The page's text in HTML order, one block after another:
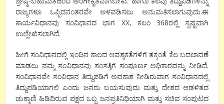
ರಾಜ್ಯಗಳೂ ಒಪ್ಪಿದನಂತರವೇ ಅಳವಡಿಸಲು ಅನುಮತಿಸಲಾಗುವುದು.ಈ
ಕಾರ್ಯವಿಧಾನವು ಸಂವಿಧಾನದ ಭಾಗ XX, ಕಲಂ 368ರಲ್ಲಿ ಸ್ಪಷ್ಟವಾಗಿ
ಉಲ್ಲೇಖಿಸಲಾಗಿದೆ.
ಹೀಗೆ ಸಂವಿಧಾನದಲ್ಲಿ ಇಂದಿನ ಕಾಲದ ಆವಶ್ಯಕತೆಗಳಿಗೆ ತಕ್ಕಂತೆ ಕೆಲ ಬದಲಾವಣೆ
ಮಾಡಲು ನಮ್ಮ ಸಂವಿಧಾನವು ಸಂಸತ್ತಿಗೆ ಸಂಪೂರ್ಣ ಅಧಿಕಾರವನ್ನು ನೀಡಿದೆ.
ಸಂವಿಧಾನವೇ ಸಂವಿಧಾನ ತಿದ್ದುಪಡಿಗೆ ಅವಕಾಶ ನೀಡಿರುವಾಗ ಸಂವಿಧಾನದಲ್ಲಿ
ತಿದ್ದುಪಡಿಯಾಗಲಿ ಎಂದು ಜನರು ಬಯಸುವುದು ಮತ್ತು ದೇಶದ ಆಡಳಿತದ
ಚುಕ್ಕಾಣಿ ಹಿಡಿದಿರುವ ಪಕ್ಷದ ಒಬ್ಬ ಜನಪ್ರತಿನಿಧಿಯಾಗಿ ಮತ್ತು ಸಚಿವ ಸಂಪುಟದ